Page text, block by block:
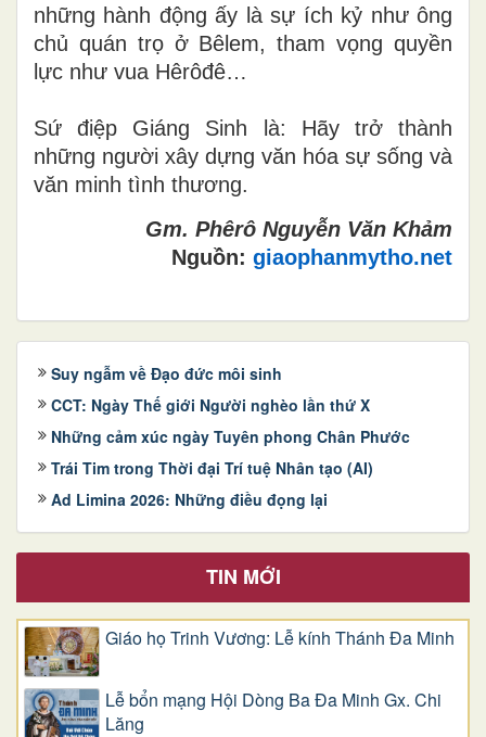
những hành động ấy là sự ích kỷ như ông
chủ quán trọ ở Bêlem, tham vọng quyền
lực như vua Hêrôđê…
Sứ điệp Giáng Sinh là: Hãy trở thành
những người xây dựng văn hóa sự sống và
văn minh tình thương.
Gm. Phêrô Nguyễn Văn Khảm
Nguồn: giaophanmytho.net
Suy ngẫm về Đạo đức môi sinh
CCT: Ngày Thế giới Người nghèo lần thứ X
Những cảm xúc ngày Tuyên phong Chân Phước
Trái Tim trong Thời đại Trí tuệ Nhân tạo (AI)
Ad Limina 2026: Những điều đọng lại
TIN MỚI
Giáo họ Trinh Vương: Lễ kính Thánh Đa Minh
Lễ bổn mạng Hội Dòng Ba Đa Minh Gx. Chi
Lăng